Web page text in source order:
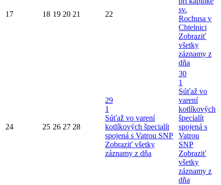
17 18 19 20 21 22
sv.
Rochusa v
Chtelnici
Zobraziť
všetky
záznamy z
dňa
24 25 26 27 28
29
1
Súťaž vo varení
kotlíkových špecialít
spojená s Vatrou SNP
Zobraziť všetky
záznamy z dňa
30
1
Súťaž vo
varení
kotlíkových
špecialít
spojená s
Vatrou
SNP
Zobraziť
všetky
záznamy z
dňa